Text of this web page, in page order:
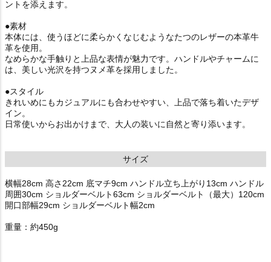
ントを添えます。
●素材
本体には、使うほどに柔らかくなじむようなたつのレザーの本革牛
革を使用。
なめらかな手触りと上品な表情が魅力です。ハンドルやチャームに
は、美しい光沢を持つヌメ革を採用しました。
●スタイル
きれいめにもカジュアルにも合わせやすい、上品で落ち着いたデザ
イン。
日常使いからお出かけまで、大人の装いに自然と寄り添います。
サイズ
横幅28cm 高さ22cm 底マチ9cm ハンドル立ち上がり13cm ハンドル
周囲30cm ショルダーベルト63cm ショルダーベルト（最大）120cm
開口部幅29cm ショルダーベルト幅2cm
重量：約450g